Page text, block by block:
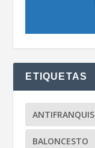
ETIQUETAS
BALONCESTO